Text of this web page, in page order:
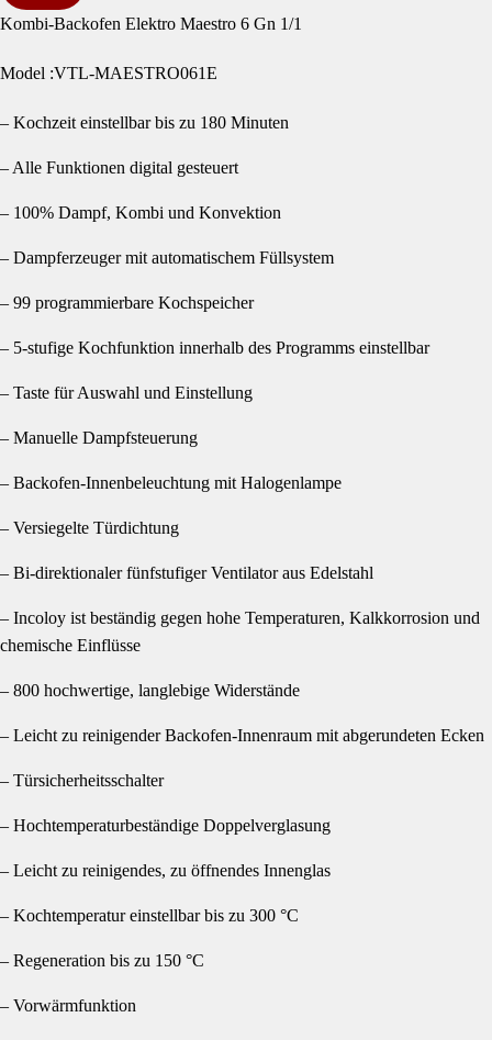
Kombi-Backofen Elektro Maestro 6 Gn 1/1
Model :VTL-MAESTRO061E
– Kochzeit einstellbar bis zu 180 Minuten
– Alle Funktionen digital gesteuert
– 100% Dampf, Kombi und Konvektion
– Dampferzeuger mit automatischem Füllsystem
– 99 programmierbare Kochspeicher
– 5-stufige Kochfunktion innerhalb des Programms einstellbar
– Taste für Auswahl und Einstellung
– Manuelle Dampfsteuerung
– Backofen-Innenbeleuchtung mit Halogenlampe
– Versiegelte Türdichtung
– Bi-direktionaler fünfstufiger Ventilator aus Edelstahl
– Incoloy ist beständig gegen hohe Temperaturen, Kalkkorrosion und
chemische Einflüsse
– 800 hochwertige, langlebige Widerstände
– Leicht zu reinigender Backofen-Innenraum mit abgerundeten Ecken
– Türsicherheitsschalter
– Hochtemperaturbeständige Doppelverglasung
– Leicht zu reinigendes, zu öffnendes Innenglas
– Kochtemperatur einstellbar bis zu 300 °C
– Regeneration bis zu 150 °C
– Vorwärmfunktion